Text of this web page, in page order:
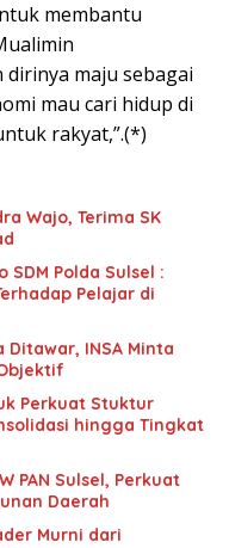
membantu
maju sebagai
mau cari hidup di
rakyat,”.(*)
Wajo, Terima SK
SDM Polda Sulsel :
Pelajar di
Ditawar, INSA Minta
Perkuat Stuktur
hingga Tingkat
PAN Sulsel, Perkuat
Daerah
Murni dari